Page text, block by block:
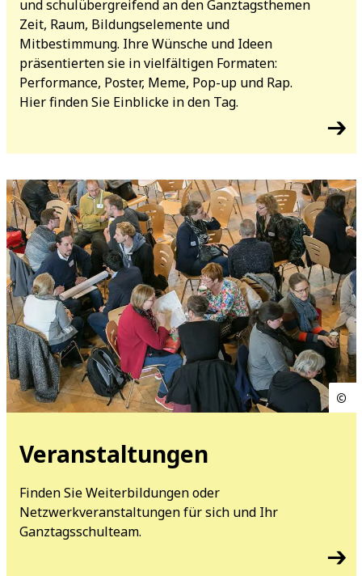
und schulübergreifend an den Ganztagsthemen
Zeit, Raum, Bildungselemente und
Mitbestimmung. Ihre Wünsche und Ideen
präsentierten sie in vielfältigen Formaten:
Performance, Poster, Meme, Pop-up und Rap.
Hier finden Sie Einblicke in den Tag.
Veranstaltungen
Finden Sie Weiterbildungen oder
Netzwerkveranstaltungen für sich und Ihr
Ganztagsschulteam.